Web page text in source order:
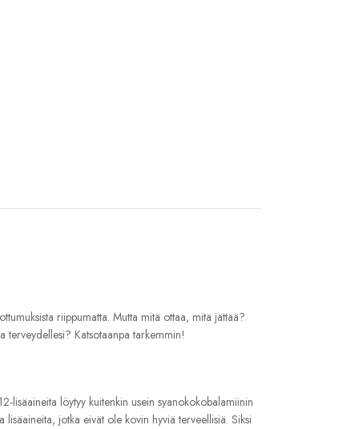
riippumatta. Mutta mitä ottaa, mitä jättää?
terveydellesi? Katsotaanpa tarkemmin!
lisäaineita löytyy kuitenkin usein syanokokobalamiinin
jotka eivät ole kovin hyviä terveellisiä. Siksi